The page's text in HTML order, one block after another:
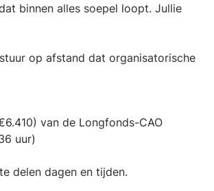
binnen alles soepel loopt. Jullie
op afstand dat organisatorische
van de Longfonds-CAO
uur)
delen dagen en tijden.